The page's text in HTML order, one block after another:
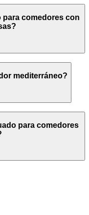
para comedores con
mediterráneo?
para comedores